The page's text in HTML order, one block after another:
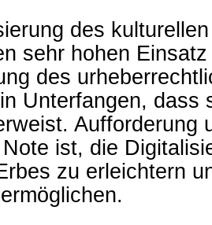
des
sehr hohen
des
Unterfangen, dass
Aufforderung
ist, die
zu erleichtern